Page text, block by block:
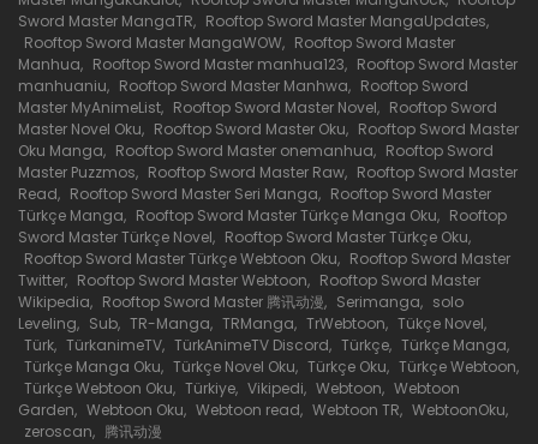
Bölüm 68
7 Temmuz 2021
Bölüm 67
7 Temmuz 2021
Bölüm 66
7 Temmuz 2021
Bölüm 65
7 Temmuz 2021
Bölüm 64
Sword Master MangaTR, Rooftop Sword Master MangaUpdates,
Rooftop Sword Master MangaWOW, Rooftop Sword Master
Manhua, Rooftop Sword Master manhua123, Rooftop Sword Master
manhuaniu, Rooftop Sword Master Manhwa, Rooftop Sword
Master MyAnimeList, Rooftop Sword Master Novel, Rooftop Sword
Master Novel Oku, Rooftop Sword Master Oku, Rooftop Sword Master
Oku Manga, Rooftop Sword Master onemanhua, Rooftop Sword
Master Puzzmos, Rooftop Sword Master Raw, Rooftop Sword Master
Read, Rooftop Sword Master Seri Manga, Rooftop Sword Master
Türkçe Manga, Rooftop Sword Master Türkçe Manga Oku, Rooftop
Sword Master Türkçe Novel, Rooftop Sword Master Türkçe Oku,
Rooftop Sword Master Türkçe Webtoon Oku, Rooftop Sword Master
Twitter, Rooftop Sword Master Webtoon, Rooftop Sword Master
Wikipedia, Rooftop Sword Master 腾讯动漫, Serimanga, solo
Leveling, Sub, TR-Manga, TRManga, TrWebtoon, Tükçe Novel,
Türk, TürkanimeTV, TürkAnimeTV Discord, Türkçe, Türkçe Manga,
Türkçe Manga Oku, Türkçe Novel Oku, Türkçe Oku, Türkçe Webtoon,
Türkçe Webtoon Oku, Türkiye, Vikipedi, Webtoon, Webtoon
Garden, Webtoon Oku, Webtoon read, Webtoon TR, WebtoonOku,
zeroscan, 腾讯动漫